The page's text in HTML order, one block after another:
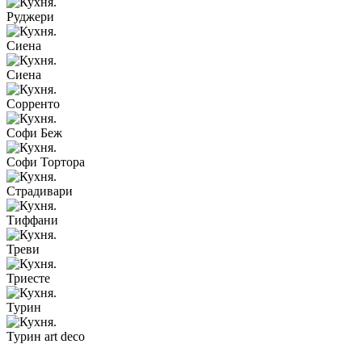
Руджери
Сиена
Сиена
Сорренто
Софи Беж
Софи Тортора
Страдивари
Тиффани
Треви
Триесте
Турин
Турин art deco